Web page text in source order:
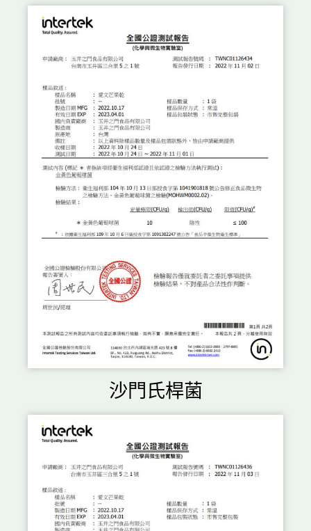
沙門氏桿菌